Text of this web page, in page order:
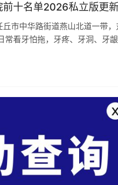
十名单2026私立版更
市中华路街道燕山北道一带，
看牙怕拖，牙疼、牙洞、牙龈